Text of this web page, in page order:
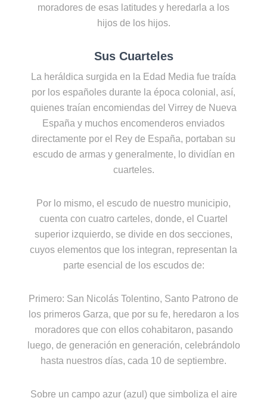
moradores de esas latitudes y heredarla a los
hijos de los hijos.
Sus Cuarteles
La heráldica surgida en la Edad Media fue traída
por los españoles durante la época colonial, así,
quienes traían encomiendas del Virrey de Nueva
España y muchos encomenderos enviados
directamente por el Rey de España, portaban su
escudo de armas y generalmente, lo dividían en
cuarteles.
Por lo mismo, el escudo de nuestro municipio,
cuenta con cuatro carteles, donde, el Cuartel
superior izquierdo, se divide en dos secciones,
cuyos elementos que los integran, representan la
parte esencial de los escudos de:
Primero: San Nicolás Tolentino, Santo Patrono de
los primeros Garza, que por su fe, heredaron a los
moradores que con ellos cohabitaron, pasando
luego, de generación en generación, celebrándolo
hasta nuestros días, cada 10 de septiembre.
Sobre un campo azur (azul) que simboliza el aire